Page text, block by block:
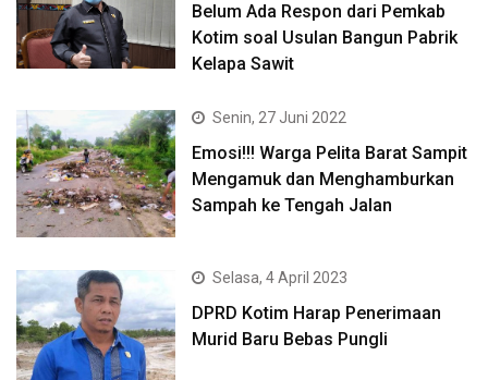
Belum Ada Respon dari Pemkab
Kotim soal Usulan Bangun Pabrik
Kelapa Sawit
Senin, 27 Juni 2022
Emosi!!! Warga Pelita Barat Sampit
Mengamuk dan Menghamburkan
Sampah ke Tengah Jalan
Selasa, 4 April 2023
DPRD Kotim Harap Penerimaan
Murid Baru Bebas Pungli